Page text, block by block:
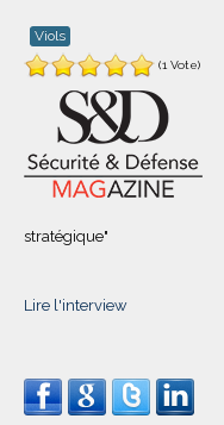
Viols
(1 Vote)
stratégique"
Lire l'interview